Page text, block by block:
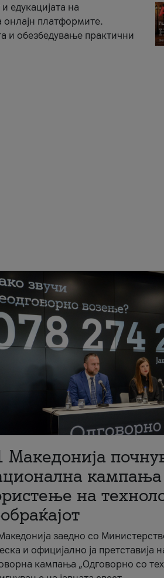
едукацијата на
онлајн платформите.
и обезбедување практични
Македонија
кампања
на
заедно со
и официјално ја претставија
кампања „Одговорно со